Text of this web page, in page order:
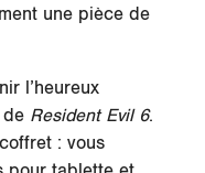
une pièce de
l’heureux
Resident Evil 6.
: vous